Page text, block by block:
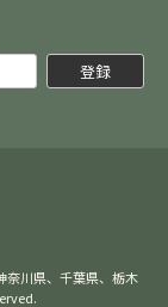
登録
川県、千葉県、栃木